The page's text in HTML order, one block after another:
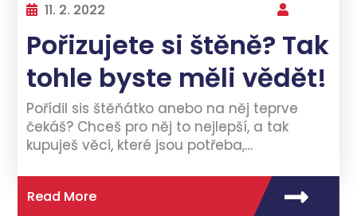
11. 2. 2022
Pořizujete si štěně? Tak
tohle byste měli vědět!
Pořídil sis štěňátko anebo na něj teprve
čekáš? Chceš pro něj to nejlepší, a tak
kupuješ věci, které jsou potřeba,…
Read More